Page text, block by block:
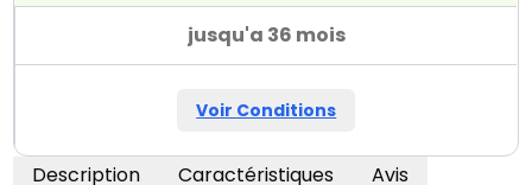
jusqu'a 36 mois
Voir Conditions
Description Caractéristiques Avis